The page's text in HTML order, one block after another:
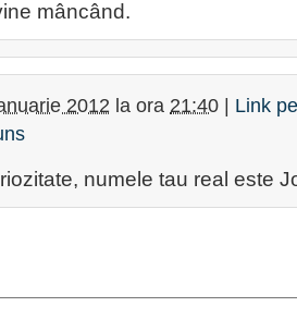
mâncând.
2012 la ora 21:40
Link
numele tau real este